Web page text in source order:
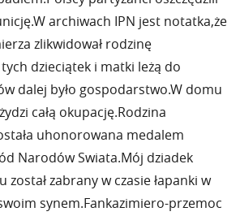
archiwach IPN jest notatka,że
zlikwidował rodzinę
dzieciątek i matki leżą do
dalej było gospodarstwo.W domu
całą okupację.Rodzina
uhonorowana medalem
Narodów Swiata.Mój dziadek
został zabrany w czasie łapanki w
synem.Fankazimiero-przemoc